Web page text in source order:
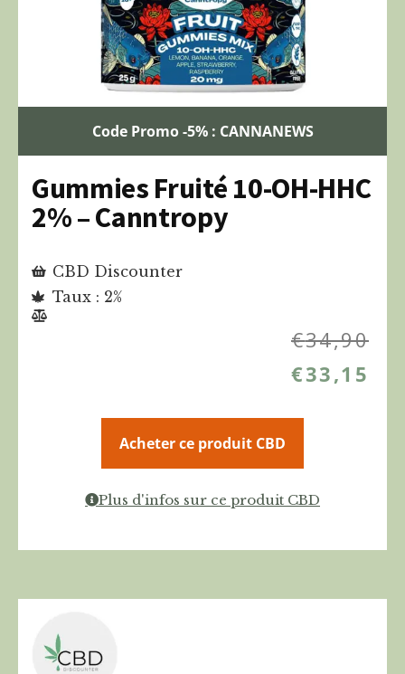
Code Promo -5% : CANNANEWS
Gummies Fruité 10-OH-HHC
2% – Canntropy
CBD Discounter
Taux : 2%
€34,90
€33,15
Acheter ce produit CBD
Plus d'infos sur ce produit CBD